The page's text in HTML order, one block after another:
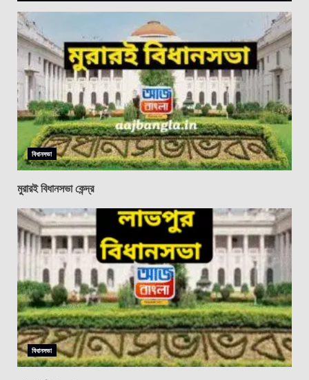
বিধানসভা
মুরারই বিধানসভা কেন্দ্র
বিধানসভা